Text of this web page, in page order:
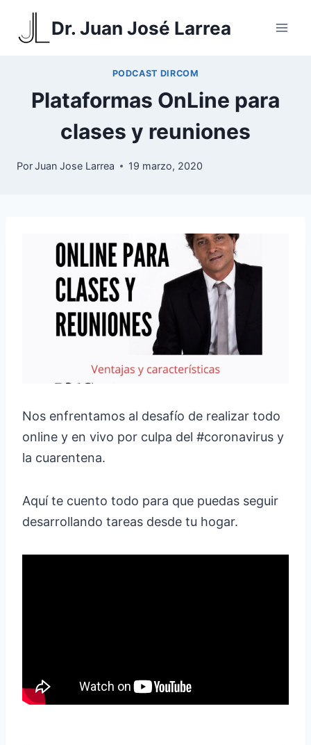
Saltar
Dr. Juan José Larrea
PODCAST DIRCOM
Plataformas OnLine para
clases y reuniones
PorJuan Jose Larrea 19 marzo, 2020
Nos enfrentamos al desafío de realizar todo
online y en vivo por culpa del #coronavirus y
la cuarentena.
Aquí te cuento todo para que puedas seguir
desarrollando tareas desde tu hogar.